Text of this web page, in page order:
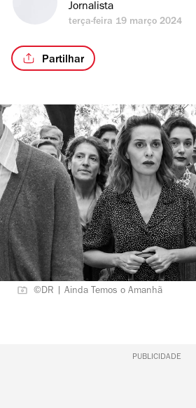
Jornalista
terça-feira 19 março 2024
Partilhar
©DR | Ainda Temos o Amanhã
PUBLICIDADE